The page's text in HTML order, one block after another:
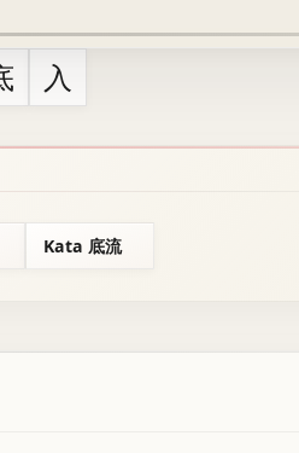
入
Kata 底流